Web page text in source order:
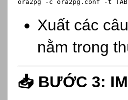
Xuất các
nằm trong
📥 BƯỚC 3: